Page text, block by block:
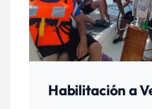
Habilitación a